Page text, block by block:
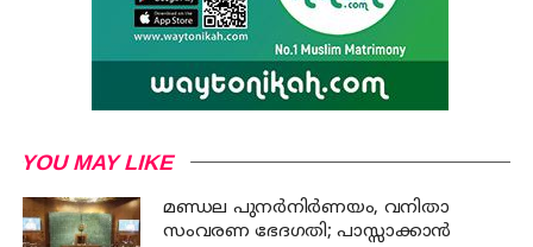
YOU MAY LIKE
മണ്ഡല പുനർനിർണയം, വനിതാ
സംവരണ ഭേദഗതി; പാസ്സാക്കാൻ